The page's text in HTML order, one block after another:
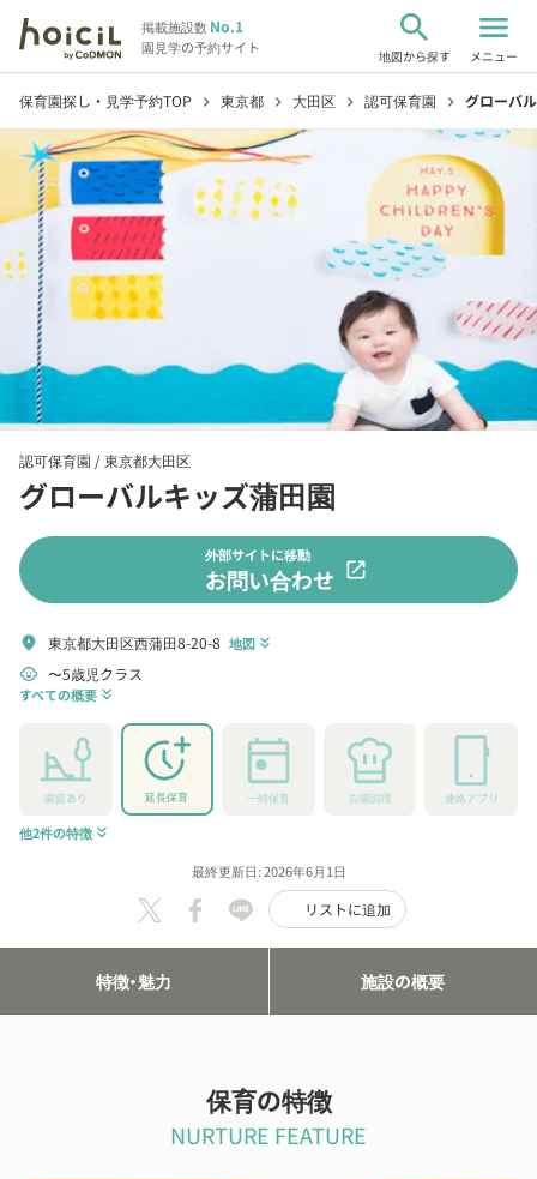
掲載施設数No.1
園見学の予約サイト
search
地図から探す
menu
メニュー
保育園探し・見学予約TOP chevron_right 東京都 chevron_right 大田区 chevron_right 認可保育園 chevron_right グローバ
認可保育園 /東京都大田区
グローバルキッズ蒲田園
外部サイトに移動
お問い合わせ open_in_new
location_on 東京都大田区西蒲田8-20-8 地図 keyboard_double_arrow_down
child_care 〜5歳児クラス
すべての概要 keyboard_double_arrow_down
園庭あり 延長保育 一時保育 自園調理 連絡アプリ
他2件の特徴 keyboard_double_arrow_down
最終更新日: 2026年6月1日
リストに追加
特徴・魅力 施設の概要
保育の特徴
NURTURE FEATURE